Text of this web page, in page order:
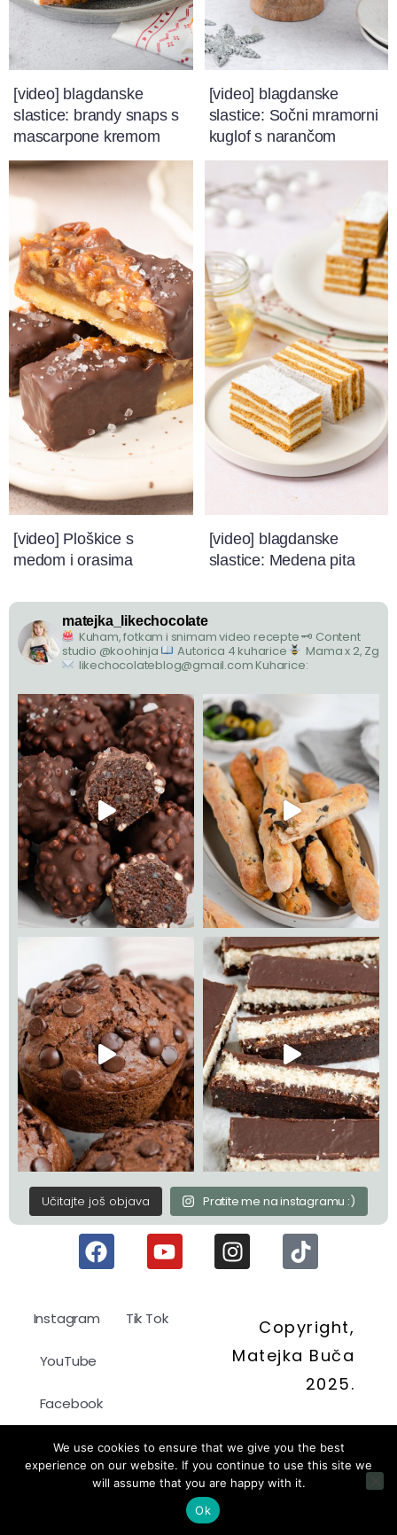
[video] blagdanske
slastice: brandy snaps s
mascarpone kremom
[video] blagdanske
slastice: Sočni mramorni
kuglof s narančom
[video] Ploškice s
medom i orasima
[video] blagdanske
slastice: Medena pita
matejka_likechocolate
Kuham, fotkam i snimam video recepte🗝 Content
studio @koohinja
Autorica 4 kuharice
Mama x 2, Zg
likechocolateblog@gmail.com Kuharice:
Učitajte još objava Pratite me na instagramu :)
Instagram Tik Tok
YouTube
Facebook
Politika kolačića
Pravila privatnosti
Copyright,
Matejka Buča
2025.
We use cookies to ensure that we give you the best
experience on our website. If you continue to use this site we
will assume that you are happy with it.
Ok